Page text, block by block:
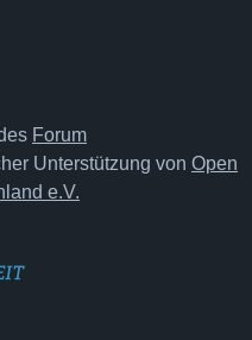
Forum
Unterstützung von Open
e.V.